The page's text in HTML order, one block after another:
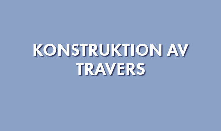
KONSTRUKTION AV
TRAVERS